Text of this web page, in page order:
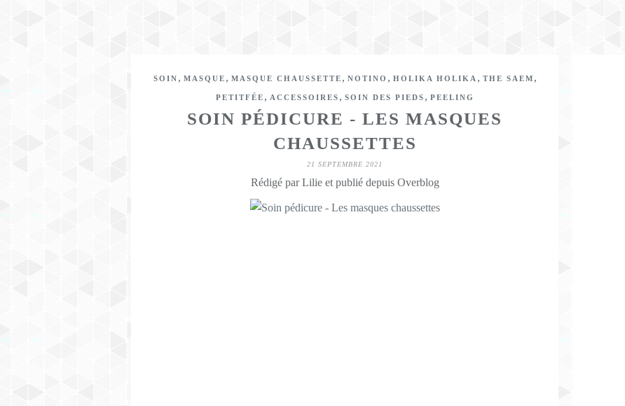
SOIN , MASQUE , MASQUE CHAUSSETTE , NOTINO , HOLIKA HOLIKA , THE SAEM ,
PETITFÉE , ACCESSOIRES , SOIN DES PIEDS , PEELING
SOIN PÉDICURE - LES MASQUES
CHAUSSETTES
21 SEPTEMBRE 2021
Rédigé par Lilie et publié depuis Overblog